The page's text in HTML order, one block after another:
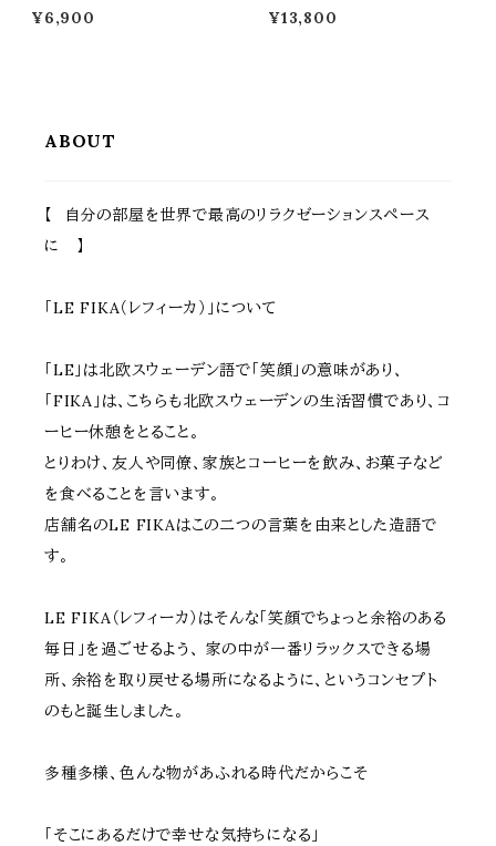
幅 ボーダーフェンス ホワイト グ
レー ライトブラウン ダークグリー
¥6,900
m幅 ストライプフェンス ホワイト
グレー ライトブラウン ダークグリ
¥13,800
ABOUT
【 自分の部屋を世界で最高のリラクゼーションスペース
に 】
「LE FIKA（レフィーカ）」について
「LE」は北欧スウェーデン語で「笑顔」の意味があり、
「FIKA」は、こちらも北欧スウェーデンの生活習慣であり、コ
ーヒー休憩をとること。
とりわけ、友人や同僚、家族とコーヒーを飲み、お菓子など
を食べることを言います。
店舗名のLE FIKAはこの二つの言葉を由来とした造語で
す。
LE FIKA（レフィーカ）はそんな「笑顔でちょっと余裕のある
毎日」を過ごせるよう、 家の中が一番リラックスできる場
所、余裕を取り戻せる場所になるように、というコンセプト
のもと誕生しました。
多種多様、色んな物があふれる時代だからこそ
「そこにあるだけで幸せな気持ちになる」